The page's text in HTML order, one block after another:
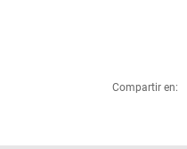
Compartir en: